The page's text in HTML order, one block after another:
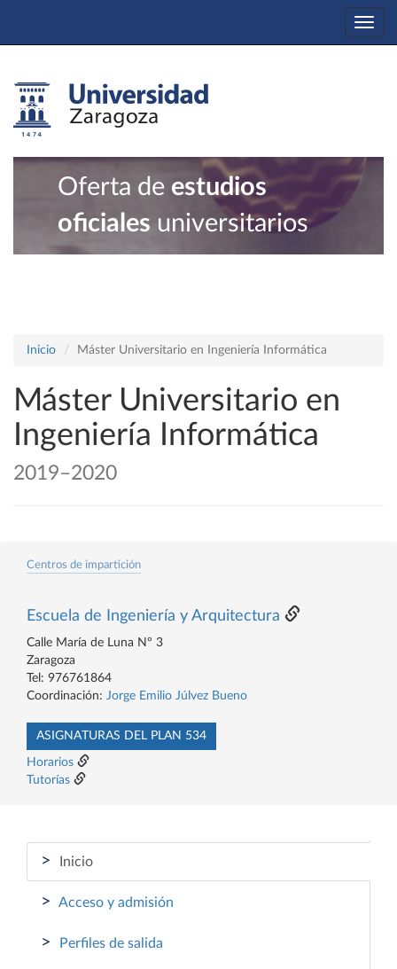
Oferta de estudios
oficiales universitarios
Inicio Máster Universitario en Ingeniería Informática
Máster Universitario en
Ingeniería Informática
2019–2020
Centros de impartición
Escuela de Ingeniería y Arquitectura
Calle María de Luna Nº 3
Zaragoza
Tel: 976761864
Coordinación: Jorge Emilio Júlvez Bueno
ASIGNATURAS DEL PLAN 534
Horarios
Tutorías
> Inicio
> Acceso y admisión
> Perfiles de salida